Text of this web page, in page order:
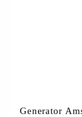
Generator